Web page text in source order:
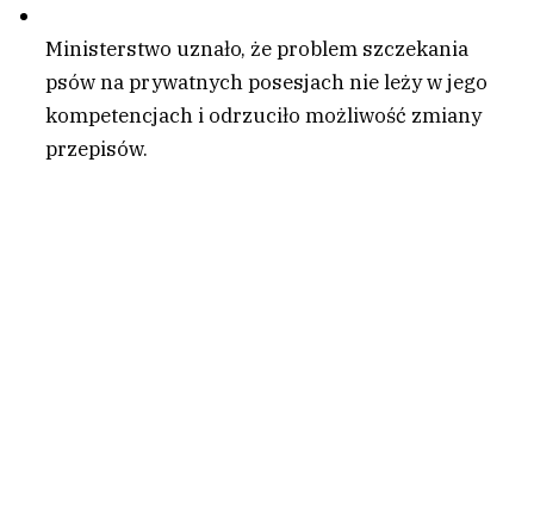
Ministerstwo uznało, że problem szczekania
psów na prywatnych posesjach nie leży w jego
kompetencjach i odrzuciło możliwość zmiany
przepisów.